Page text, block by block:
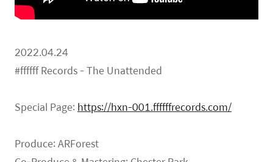
2022.04.24
#ffffff Records - The Unattended
Special Page: https://hxn-001.ffffffrecords.com/
Produce: ARForest